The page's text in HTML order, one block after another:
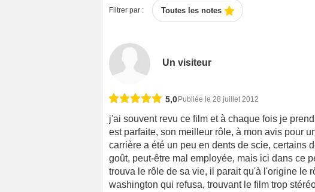
Filtrer par : Toutes les notes
Un visiteur
5,0 Publiée le 28 juillet 2012
j'ai souvent revu ce film et à chaque fois je
est parfaite, son meilleur rôle, à mon avis pour
carrière a été un peu en dents de scie, certains
goût, peut-être mal employée, mais ici dans ce
trouva le rôle de sa vie, il parait qu'à l'origine le
washington qui refusa, trouvant le film trop